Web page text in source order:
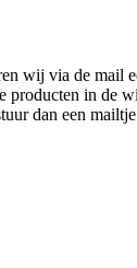
wij via de mail
producten in de
dan een